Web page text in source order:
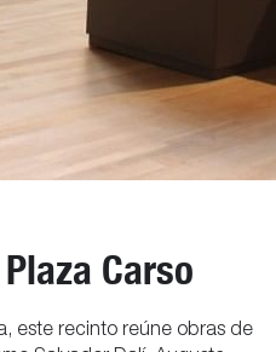
Carso
este recinto reúne obras de